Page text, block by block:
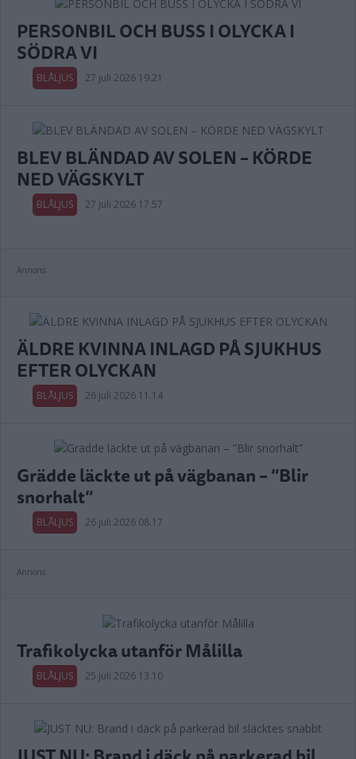
PERSONBIL OCH BUSS I OLYCKA I
SÖDRA VI
BLÅLJUS 27 juli 2026 19.21
BLEV BLÄNDAD AV SOLEN – KÖRDE
NED VÄGSKYLT
BLÅLJUS 27 juli 2026 17.57
Annons:
ÄLDRE KVINNA INLAGD PÅ SJUKHUS
EFTER OLYCKAN
BLÅLJUS 26 juli 2026 11.14
Grädde läckte ut på vägbanan – ”Blir
snorhalt”
BLÅLJUS 26 juli 2026 08.17
Annons:
Trafikolycka utanför Målilla
BLÅLJUS 25 juli 2026 13.10